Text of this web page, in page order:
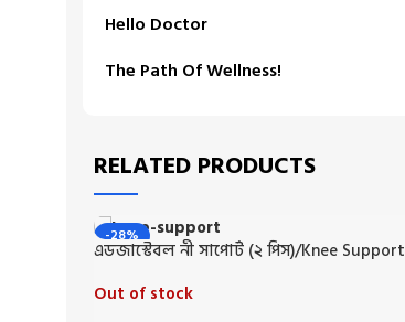
Hello Doctor
The Path Of Wellness!
RELATED PRODUCTS
-28%
এডজাস্টেবল নী সাপোর্ট (২ পিস)/Knee Support
Out of stock